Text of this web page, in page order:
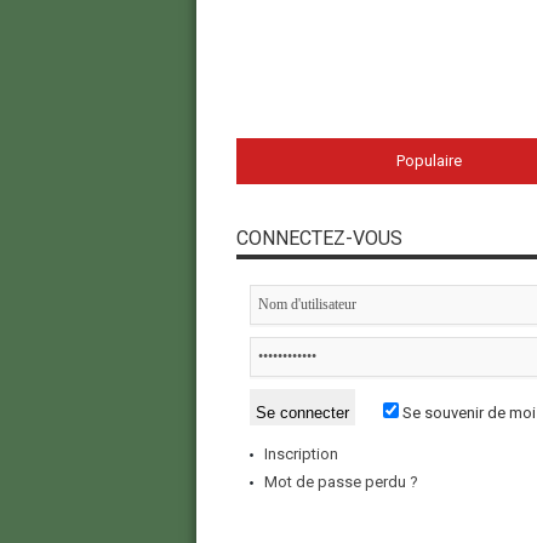
Populaire
CONNECTEZ-VOUS
Se souvenir de moi
Inscription
Mot de passe perdu ?